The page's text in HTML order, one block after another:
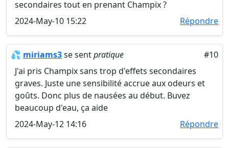
secondaires tout en prenant Champix ?
2024-May-10 15:22
Répondre
💦 miriams3se sentpratique
#10
J'ai pris Champix sans trop d'effets secondaires
graves. Juste une sensibilité accrue aux odeurs et
goûts. Donc plus de nausées au début. Buvez
beaucoup d'eau, ça aide
2024-May-12 14:16
Répondre